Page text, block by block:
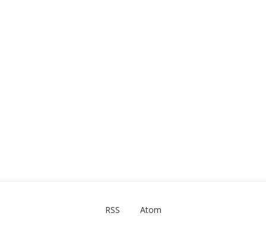
RSS Atom